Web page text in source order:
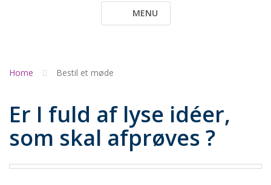
MENU
Home Bestil et møde
Er I fuld af lyse idéer,
som skal afprøves ?